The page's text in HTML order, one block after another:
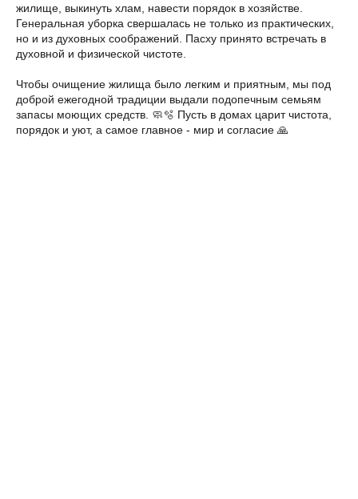
жилище, выкинуть хлам, навести порядок в хозяйстве.
Генеральная уборка свершалась не только из практических,
но и из духовных соображений. Пасху принято встречать в
духовной и физической чистоте.
Чтобы очищение жилища было легким и приятным, мы под
доброй ежегодной традиции выдали подопечным семьям
запасы моющих средств. 🧼🫧 Пусть в домах царит чистота,
порядок и уют, а самое главное - мир и согласие 🙏